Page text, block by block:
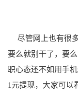
尽管网上也有很
要么就别干了，要
职心态还不如用手
1元提现，大家可以